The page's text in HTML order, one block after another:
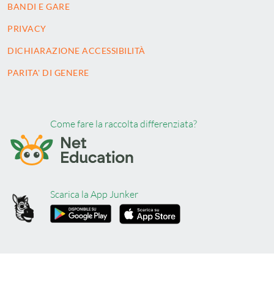
BANDI E GARE
PRIVACY
DICHIARAZIONE ACCESSIBILITÀ
PARITA' DI GENERE
Come fare la raccolta differenziata?
Scarica la App Junker